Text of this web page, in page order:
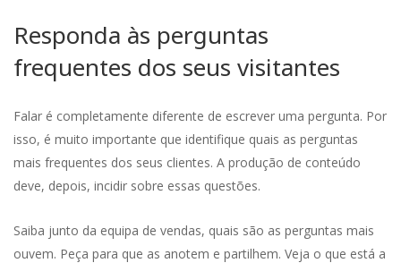
Responda às perguntas
frequentes dos seus visitantes
Falar é completamente diferente de escrever uma pergunta. Por
isso, é muito importante que identifique quais as perguntas
mais frequentes dos seus clientes. A produção de conteúdo
deve, depois, incidir sobre essas questões.
Saiba junto da equipa de vendas, quais são as perguntas mais
ouvem. Peça para que as anotem e partilhem. Veja o que está a